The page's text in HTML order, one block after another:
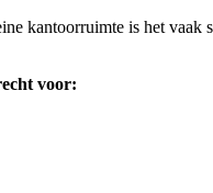
kantoorruimte is het
voor: